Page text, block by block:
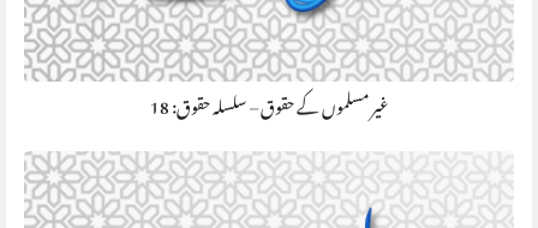
غير مسلموں کے حقوق – سلسلہ حقوق: 18